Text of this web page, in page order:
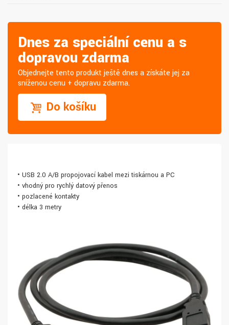
Dnes za speciální cenu a s
dopravou zdarma
Objednejte tento produkt ještě dnes a získáte jej za
sníženou cenu + dopravu zdarma.
Do košíku
• USB 2.0 A/B propojovací kabel mezi tiskárnou a PC
• vhodný pro rychlý datový přenos
• pozlacené kontakty
• délka 3 metry